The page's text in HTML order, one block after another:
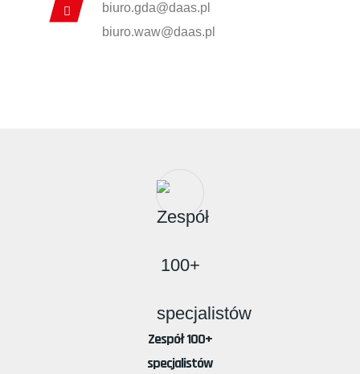
biuro.gda@daas.pl
biuro.waw@daas.pl
Zespół 100+
specjalistów